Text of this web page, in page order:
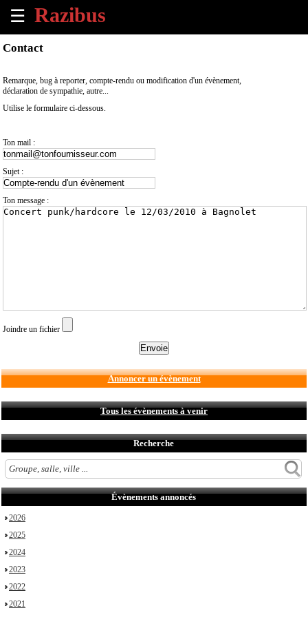
☰
×
les
venir
Annoncer
évènement
Contact
Remarque, bug à reporter, compte-rendu ou modification d'un évènement,
déclaration de sympathie, autre...
Utilise le formulaire ci-dessous.
Ton mail :
Sujet :
Ton message :
Joindre un fichier
Annoncer un évènement
Tous les évènements à venir
Recherche
Évènements annoncés
2026
2025
2024
2023
2022
2021